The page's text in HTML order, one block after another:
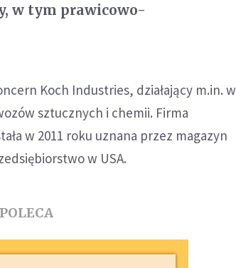
w tym prawicowo-
Koch Industries, działający m.in. w
sztucznych i chemii. Firma
w 2011 roku uznana przez magazyn
w USA.